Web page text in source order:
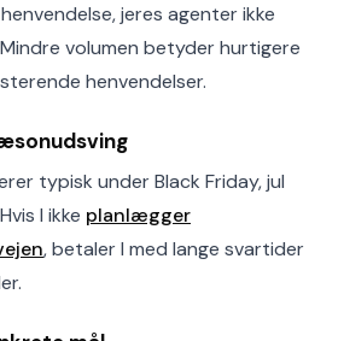
jeres agenter ikke
volumen betyder hurtigere
henvendelser.
typisk under Black Friday, jul
I ikke planlægger
, betaler I med lange svartider